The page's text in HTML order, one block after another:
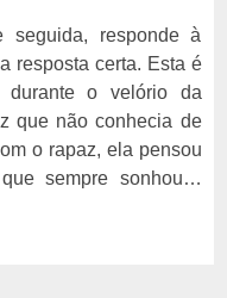
responde à
resposta certa. Esta é
durante o velório da
que não conhecia de
o rapaz, ela pensou
sempre sonhou…